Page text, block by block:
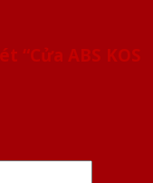
“Cửa ABS KOS